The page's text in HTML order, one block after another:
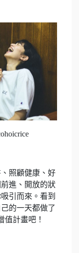
照顧健康、好
進、開放的狀
引而來。看到
的一天都做了
值計畫吧！